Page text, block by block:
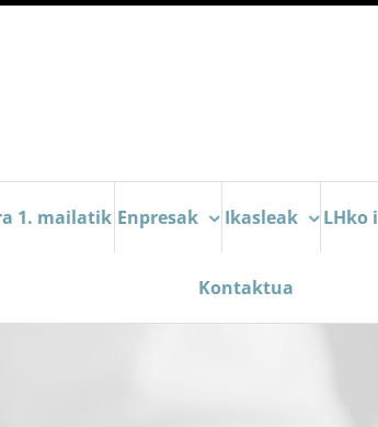
1. mailatik Enpresak Ikasleak LHko
Kontaktua